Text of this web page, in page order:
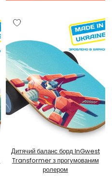
Дитячий баланс борд InGwest
Transformer з прогумованим
ролером